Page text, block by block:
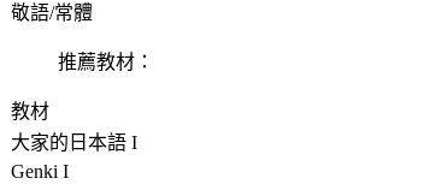
敬語/常體
推薦教材：
教材
大家的日本語 I
Genki I